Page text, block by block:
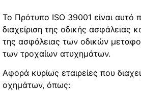
To Πρότυπο ISO 39001 είναι αυτό
διαχείριση της οδικής ασφάλειας
της ασφάλειας των οδικών
των τροχαίων ατυχημάτων.
Αφορά κυρίως εταιρείες που
οχημάτων, όπως: